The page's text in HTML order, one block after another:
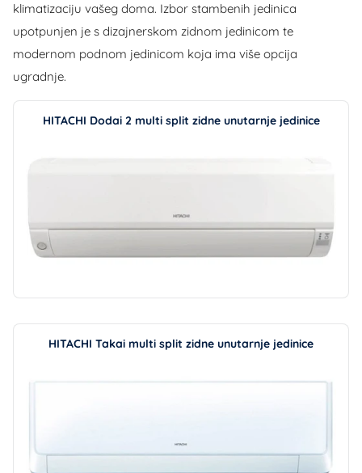
klimatizaciju vašeg doma. Izbor stambenih jedinica
upotpunjen je s dizajnerskom zidnom jedinicom te
modernom podnom jedinicom koja ima više opcija
ugradnje.
HITACHI Dodai 2 multi split zidne unutarnje jedinice
HITACHI Takai multi split zidne unutarnje jedinice